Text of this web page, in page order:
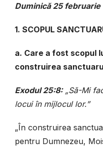
Duminică 25 februarie
1. SCOPUL
a. Care a fost scopul
construirea
Exodul 25:8:„Să-Mi
locui în mijlocul lor.”
„În construirea
pentru Dumnezeu,